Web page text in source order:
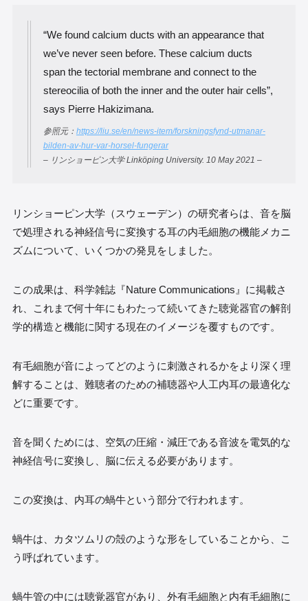
“We found calcium ducts with an appearance that
we’ve never seen before. These calcium ducts
span the tectorial membrane and connect to the
stereocilia of both the inner and the outer hair cells”,
says Pierre Hakizimana.
参照元： https://liu.se/en/news-item/forskningsfynd-utmanar-
bilden-av-hur-var-horsel-fungerar
– リンショーピン大学 Linköping University. 10 May 2021 –
リンショーピン大学（スウェーデン）の研究者らは、音を脳
で処理される神経信号に変換する耳の内毛細胞の機能メカニ
ズムについて、いくつかの発見をしました。
この成果は、科学雑誌『Nature Communications』に掲載さ
れ、これまで何十年にもわたって続いてきた聴覚器官の解剖
学的構造と機能に関する現在のイメージを覆すものです。
有毛細胞が音によってどのように刺激されるかをより深く理
解することは、難聴者のための補聴器や人工内耳の最適化な
どに重要です。
音を聞くためには、空気の圧縮・減圧である音波を電気的な
神経信号に変換し、脳に伝える必要があります。
この変換は、内耳の蝸牛という部分で行われます。
蝸牛は、カタツムリの殻のような形をしていることから、こ
う呼ばれています。
蝸牛管の中には聴覚器官があり、外有毛細胞と内有毛細胞に